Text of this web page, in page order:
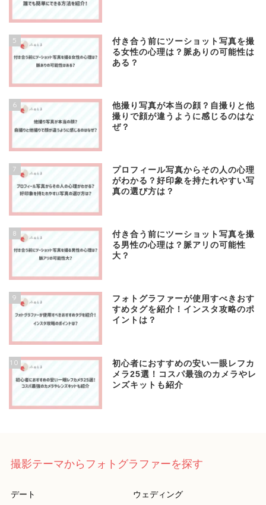
5
付き合う前にツーショット写真を撮
る女性の心理は？脈ありの可能性は
ある？
6
他撮り写真が本当の顔？自撮りと他
撮りで顔が違うように感じるのはな
ぜ？
7
プロフィール写真からその人の心理
がわかる？好印象を持たれやすい写
真の選び方は？
8
付き合う前にツーショット写真を撮
る男性の心理は？脈アリの可能性
大？
9
フォトグラファーが使用すべきおす
すめタグを紹介！インスタ攻略のポ
イントは？
10
初心者におすすめの安い一眼レフカ
メラ25選！コスパ最強のカメラやレ
ンズキットも紹介
撮影テーマからフォトグラファーを探す
デート
ウェディング